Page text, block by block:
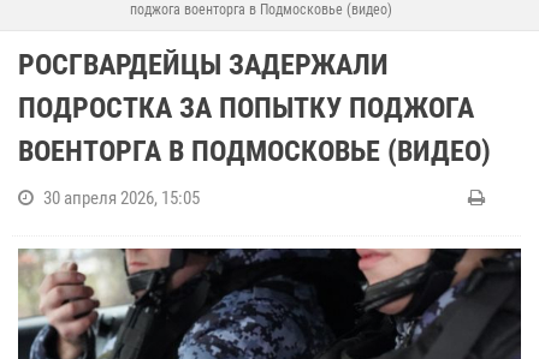
поджога военторга в Подмосковье (видео)
РОСГВАРДЕЙЦЫ ЗАДЕРЖАЛИ
ПОДРОСТКА ЗА ПОПЫТКУ ПОДЖОГА
ВОЕНТОРГА В ПОДМОСКОВЬЕ (ВИДЕО)
30 апреля 2026, 15:05